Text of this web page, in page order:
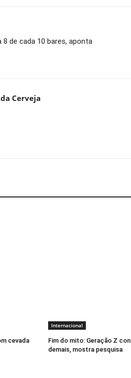
de cada 10 bares, aponta
Cerveja
cevada
Internacional
Fim do mito: Geração Z
demais, mostra pesquisa